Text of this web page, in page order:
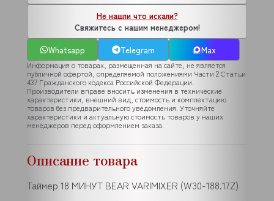
Не нашли что искали?
Свяжитесь с нашим менеджером!
Whatsapp
Telegram Max
Информация о товарах, размещенная на сайте, не является
публичной офертой, определяемой положениями Части 2 Статьи
437 Гражданского кодекса Российской Федерации.
Производители вправе вносить изменения в технические
характеристики, внешний вид, стоимость и комплектацию
товаров без предварительного уведомления. Уточняйте
характеристики и актуальную стоимость товаров у наших
менеджеров перед оформлением заказа.
Описание товара
Таймер 18 МИНУТ BEAR VARIMIXER (W30-188.17Z)